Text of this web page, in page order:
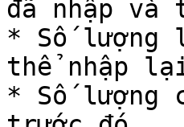
đã nhập và
* Số lượng
thể nhập
* Số lượng